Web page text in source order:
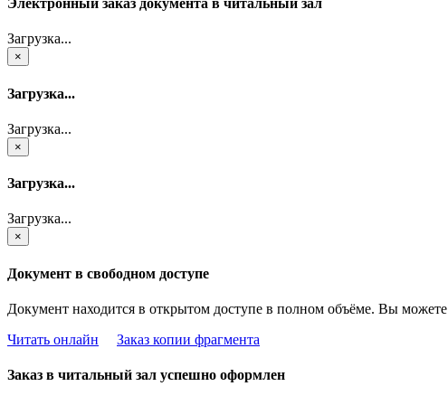
Электронный заказ документа в читальный зал
Загрузка...
×
Загрузка...
Загрузка...
×
Загрузка...
Загрузка...
×
Документ в свободном доступе
Документ находится в открытом доступе в полном объёме. Вы
Читать онлайн
Заказ копии фрагмента
Заказ в читальный зал успешно оформлен